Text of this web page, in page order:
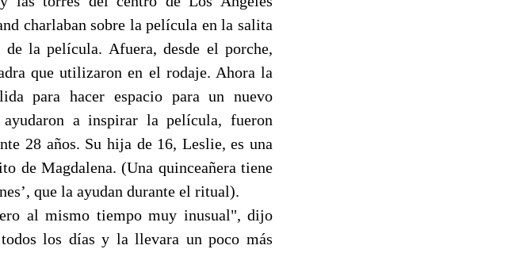
charlaban sobre la película en la salita
de la película. Afuera, desde el porche,
que utilizaron en el rodaje. Ahora la
para hacer espacio para un nuevo
a inspirar la película, fueron
28 años. Su hija de 16, Leslie, es una
de Magdalena. (Una quinceañera tiene
que la ayudan durante el ritual).
al mismo tiempo muy inusual", dijo
los días y la llevara un poco más